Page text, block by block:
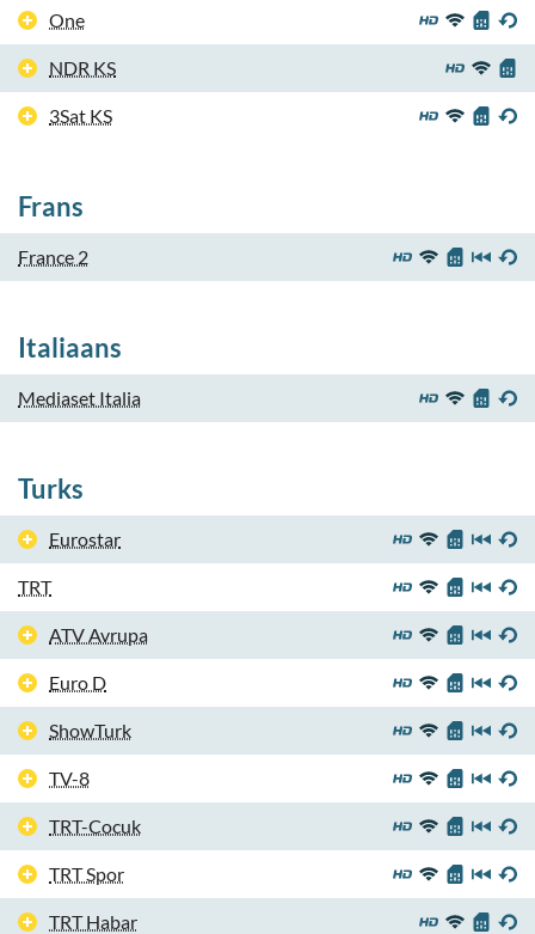
One
NDR KS
3Sat KS
Frans
France 2
Italiaans
Mediaset Italia
Turks
Eurostar
TRT
ATV Avrupa
Euro D
ShowTurk
TV-8
TRT-Cocuk
TRT Spor
TRT Habar